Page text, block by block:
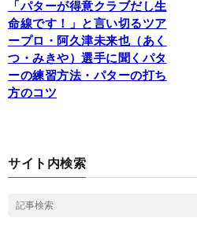
「パターが得意クラブだし生
命線です！」と言い切るツア
ープロ・阿久津未来也（あく
つ・みきや）選手に聞くパタ
ーの練習方法・パターの打ち
方のコツ
サイト内検索